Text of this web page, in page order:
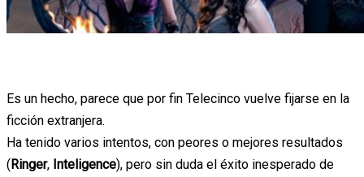
Es un hecho, parece que por fin Telecinco vuelve fijarse en la
ficción extranjera.
Ha tenido varios intentos, con peores o mejores resultados
(Ringer, Inteligence), pero sin duda el éxito inesperado de